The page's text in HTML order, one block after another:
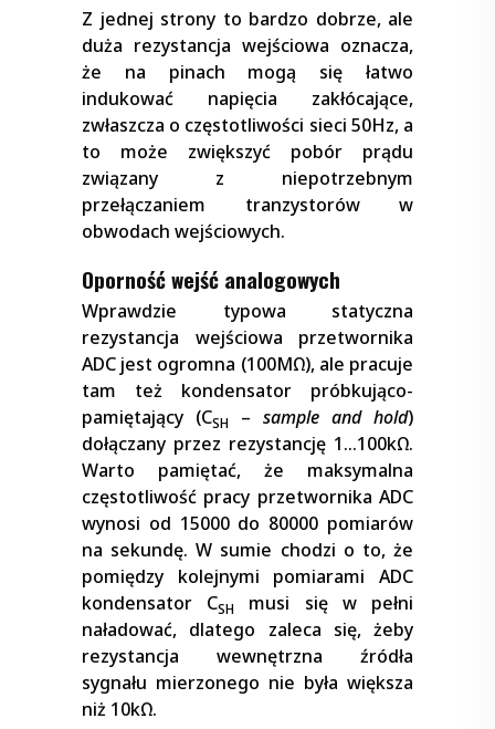
Z jednej strony to bardzo dobrze, ale
duża rezystancja wejściowa oznacza,
że na pinach mogą się łatwo
indukować napięcia zakłócające,
zwłaszcza o częstotliwości sieci 50Hz, a
to może zwiększyć pobór prądu
związany z niepotrzebnym
przełączaniem tranzystorów w
obwodach wejściowych.
Oporność wejść analogowych
Wprawdzie typowa statyczna
rezystancja wejściowa przetwornika
ADC jest ogromna (100MΩ), ale pracuje
tam też kondensator próbkująco-
pamiętający (CSH – sample and hold)
dołączany przez rezystancję 1…100kΩ.
Warto pamiętać, że maksymalna
częstotliwość pracy przetwornika ADC
wynosi od 15000 do 80000 pomiarów
na sekundę. W sumie chodzi o to, że
pomiędzy kolejnymi pomiarami ADC
kondensator CSH
musi się w pełni
naładować, dlatego zaleca się, żeby
rezystancja wewnętrzna źródła
sygnału mierzonego nie była większa
niż 10kΩ.